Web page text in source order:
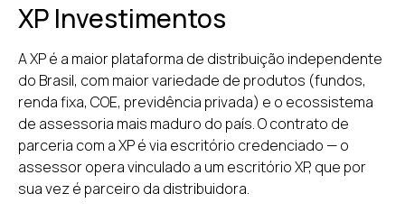
XP Investimentos
A XP é a maior plataforma de distribuição independente
do Brasil, com maior variedade de produtos (fundos,
renda fixa, COE, previdência privada) e o ecossistema
de assessoria mais maduro do país. O contrato de
parceria com a XP é via escritório credenciado — o
assessor opera vinculado a um escritório XP, que por
sua vez é parceiro da distribuidora.